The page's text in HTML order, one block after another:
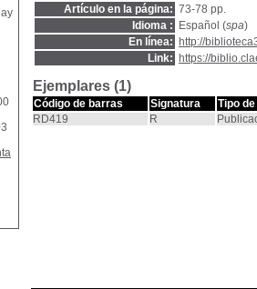
Artículo en la página: 73-78 pp.
Idioma :
Español (spa)
En línea:
http://
Link:
https://
Ejemplares (1)
Código de barras Signatura
Tipo
RD419
R